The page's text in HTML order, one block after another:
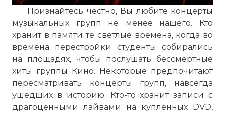
Признайтесь честно, Вы любите концерты
музыкальных групп не менее нашего. Кто
хранит в памяти те светлые времена, когда во
времена перестройки студенты собирались
на площадях, чтобы послушать бессмертные
хиты группы Кино. Некоторые предпочитают
пересматривать концерты групп, навсегда
ушедших в историю. Кто-то хранит записи с
драгоценными лайвами на купленных DVD,